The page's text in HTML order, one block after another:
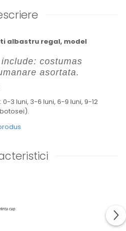
albastru regal, model
costumas
asortata.
3 luni, 3-6 luni, 6-9 luni, 9-12